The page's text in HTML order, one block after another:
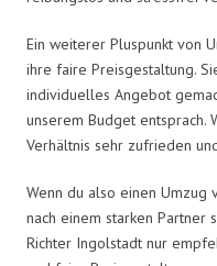
Ein weiterer Pluspunkt von
ihre faire Preisgestaltung.
individuelles Angebot
unserem Budget entsprach.
Verhältnis sehr zufrieden
Wenn du also einen Umzug
nach einem starken Partner
Richter Ingolstadt nur